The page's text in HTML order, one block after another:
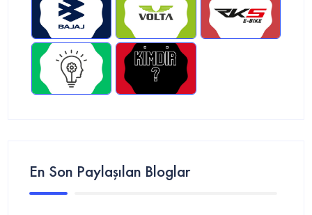
En Son Paylaşılan Bloglar